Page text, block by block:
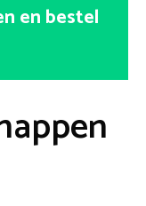
en bestel